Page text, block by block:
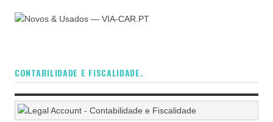
CONTABILIDADE E FISCALIDADE.